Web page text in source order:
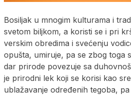
Bosiljak u mnogim kulturama i
svetom biljkom, a koristi se i pri
verskim obredima i svećenju
opušta, umiruje, pa se zbog toga
dar prirode povezuje sa
je prirodni lek koji se korisi kao
ublažavanje određenih tegoba,